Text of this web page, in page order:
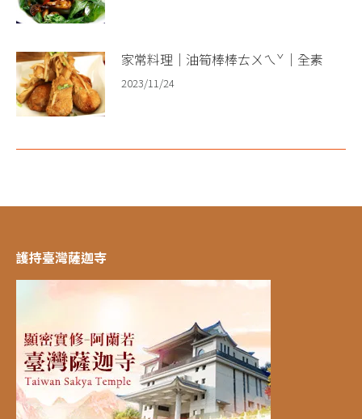
家常料理｜油筍棒棒ㄊㄨㄟˇ｜全素
2023/11/24
護持臺灣薩迦寺